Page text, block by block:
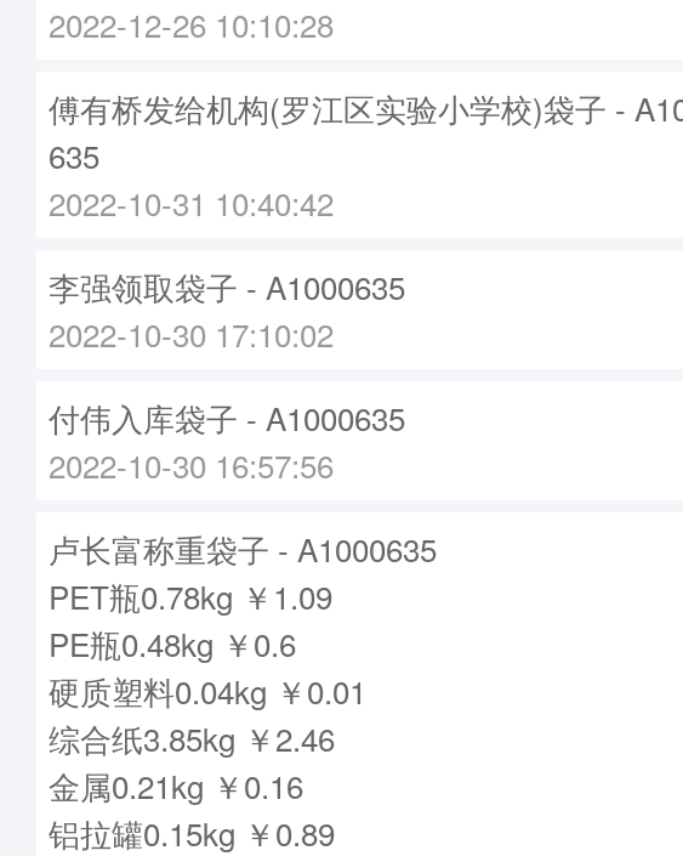
2022-12-26 10:10:28
傅有桥发给机构(罗江区实验小学校)袋子 -
635
2022-10-31 10:40:42
李强领取袋子 - A1000635
2022-10-30 17:10:02
付伟入库袋子 - A1000635
2022-10-30 16:57:56
卢长富称重袋子 - A1000635
PET瓶0.78kg ￥1.09
PE瓶0.48kg ￥0.6
硬质塑料0.04kg ￥0.01
综合纸3.85kg ￥2.46
金属0.21kg ￥0.16
铝拉罐0.15kg ￥0.89